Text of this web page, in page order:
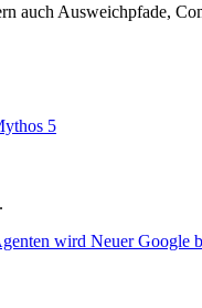
Ausweichpfade,
5
wird Neuer Google